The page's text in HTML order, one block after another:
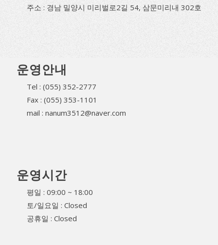
주소 : 경남 밀양시 미리벌로2길 54, 삼문미리내 302호
운영안내
Tel : (055) 352-2777
Fax : (055) 353-1101
mail : nanum3512@naver.com
운영시간
평일 : 09:00 ~ 18:00
토/일요일 : Closed
공휴일 : Closed